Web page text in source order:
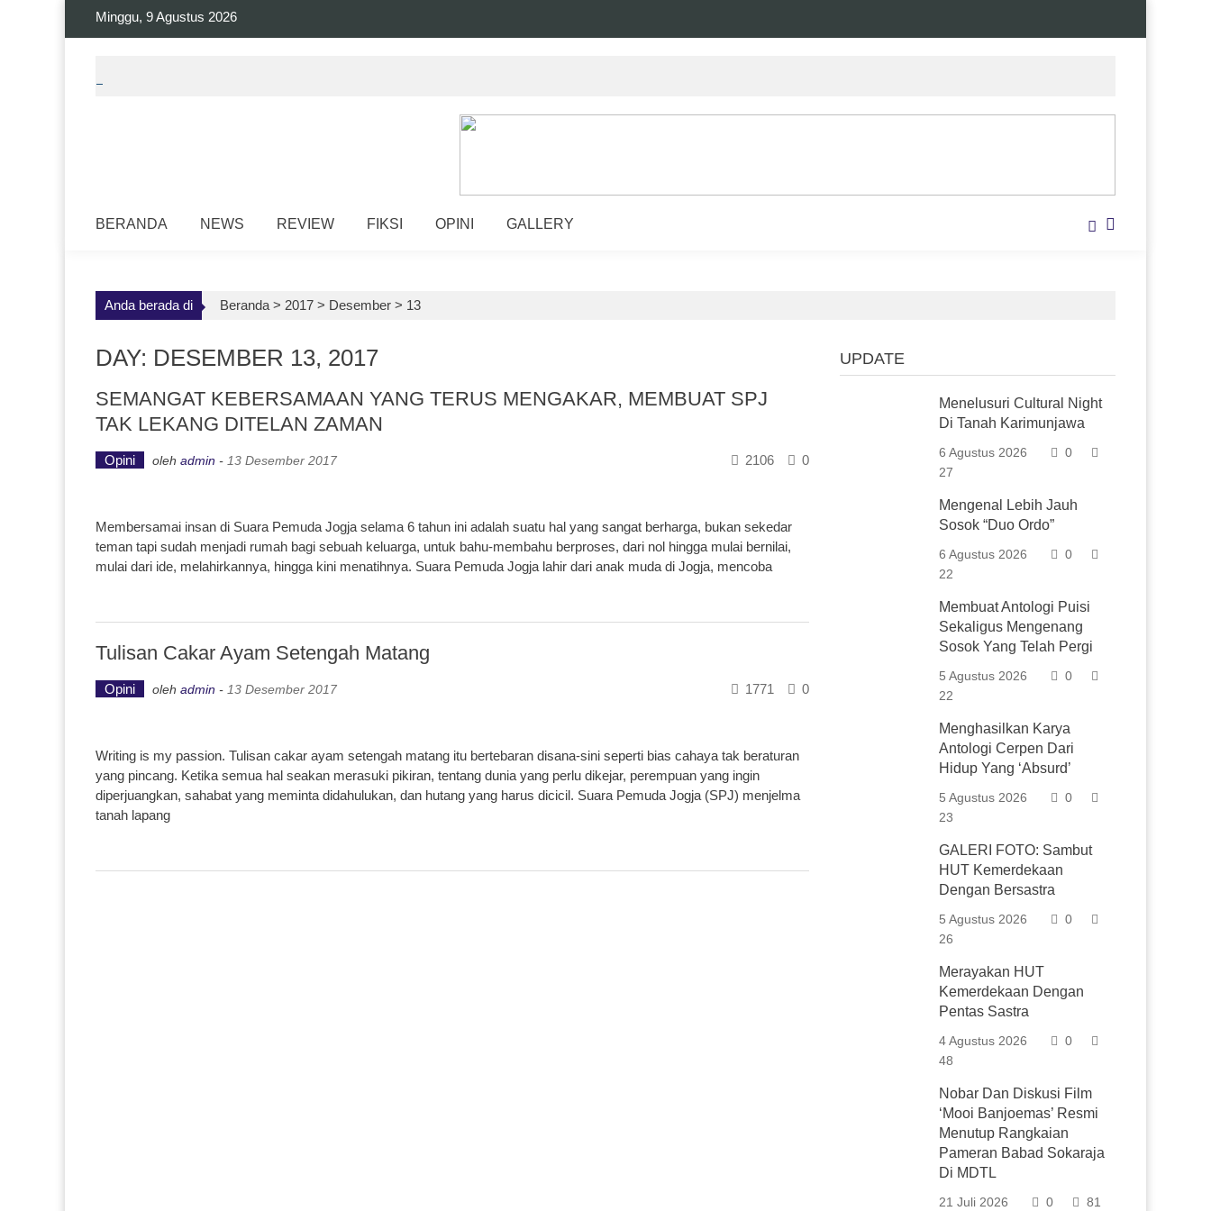
Minggu, 9 Agustus 2026
BERANDA NEWS REVIEW FIKSI OPINI GALLERY
Anda berada di Beranda > 2017 > Desember > 13
DAY: DESEMBER 13, 2017
SEMANGAT KEBERSAMAAN YANG TERUS MENGAKAR, MEMBUAT SPJ
TAK LEKANG DITELAN ZAMAN
Opini oleh admin - 13 Desember 2017 0
2106
Membersamai insan di Suara Pemuda Jogja selama 6 tahun ini adalah suatu hal yang sangat berharga, bukan sekedar
teman tapi sudah menjadi rumah bagi sebuah keluarga, untuk bahu-membahu berproses, dari nol hingga mulai bernilai,
mulai dari ide, melahirkannya, hingga kini menatihnya. Suara Pemuda Jogja lahir dari anak muda di Jogja, mencoba
Tulisan Cakar Ayam Setengah Matang
Opini oleh admin - 13 Desember 2017 0
1771
Writing is my passion. Tulisan cakar ayam setengah matang itu bertebaran disana-sini seperti bias cahaya tak beraturan
yang pincang. Ketika semua hal seakan merasuki pikiran, tentang dunia yang perlu dikejar, perempuan yang ingin
diperjuangkan, sahabat yang meminta didahulukan, dan hutang yang harus dicicil. Suara Pemuda Jogja (SPJ) menjelma
tanah lapang
UPDATE
Menelusuri Cultural Night
Di Tanah Karimunjawa
6 Agustus 2026
0
27
Mengenal Lebih Jauh
Sosok “Duo Ordo”
6 Agustus 2026
0
22
Membuat Antologi Puisi
Sekaligus Mengenang
Sosok Yang Telah Pergi
5 Agustus 2026
0
22
Menghasilkan Karya
Antologi Cerpen Dari
Hidup Yang ‘Absurd’
5 Agustus 2026
0
23
GALERI FOTO: Sambut
HUT Kemerdekaan
Dengan Bersastra
5 Agustus 2026
0
26
Merayakan HUT
Kemerdekaan Dengan
Pentas Sastra
4 Agustus 2026
0
48
Nobar Dan Diskusi Film
‘Mooi Banjoemas’ Resmi
Menutup Rangkaian
Pameran Babad Sokaraja
Di MDTL
21 Juli 2026 0 81